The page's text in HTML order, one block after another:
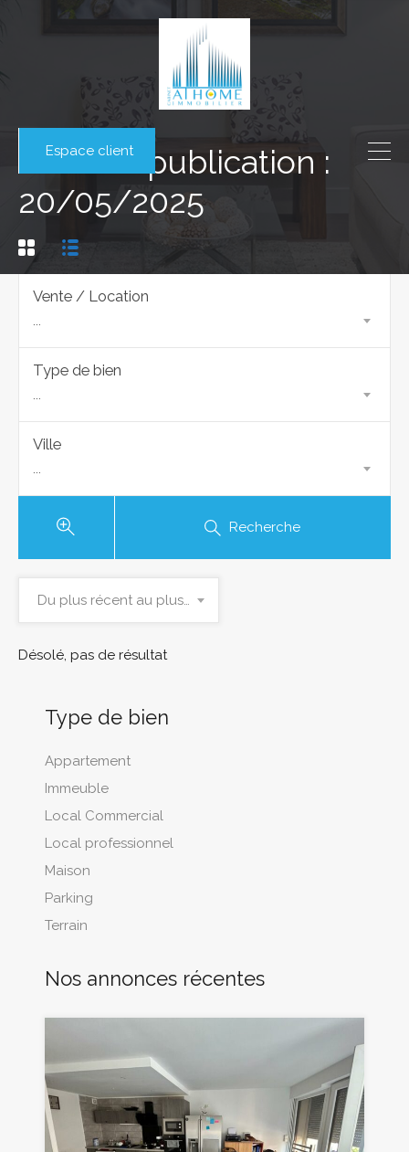
Espace client
Date de publication :
20/05/2025
Vente / Location
...
Type de bien
...
Ville
...
Recherche
Du plus récent au plus ancien
Désolé, pas de résultat
Type de bien
Appartement
Immeuble
Local Commercial
Local professionnel
Maison
Parking
Terrain
Nos annonces récentes